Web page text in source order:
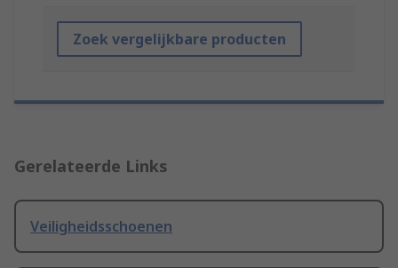
Zoek vergelijkbare producten
Gerelateerde Links
Veiligheidsschoenen